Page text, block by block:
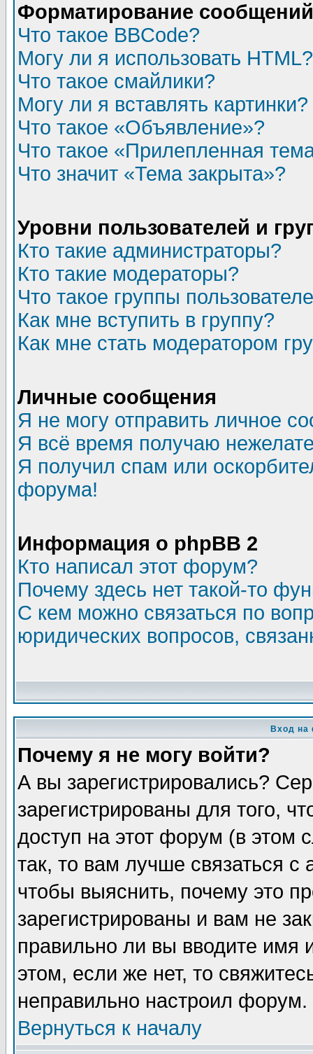
Форматирование
Что такое BBCode?
Могу ли я использовать HTML?
Что такое смайлики?
Могу ли я вставлять картинки?
Что такое «Объявление»?
Что такое «Прилепленная
Что значит «Тема закрыта»?
Уровни пользователей и
Кто такие администраторы?
Кто такие модераторы?
Что такое группы
Как мне вступить в группу?
Как мне стать модератором
Личные сообщения
Я не могу отправить личное
Я всё время получаю
Я получил спам или
форума!
Информация о phpBB 2
Кто написал этот форум?
Почему здесь нет такой-то
С кем можно связаться по
юридических вопросов,
Вход на
Почему я не могу войти?
А вы зарегистрировались?
зарегистрированы для того,
доступ на этот форум (в этом
так, то вам лучше связаться
чтобы выяснить, почему это
зарегистрированы и вам не
правильно ли вы вводите
этом, если же нет, то
неправильно настроил форум.
Вернуться к началу